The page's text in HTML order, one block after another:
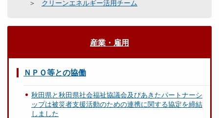
クリーンエネルギー活用チーム
産業・雇用
ＮＰＯ等との協働
秋田県と秋田県社会福祉協議会及びあきたパートナーシ
ップは被災者支援活動のための連携に関する協定を締結
しました